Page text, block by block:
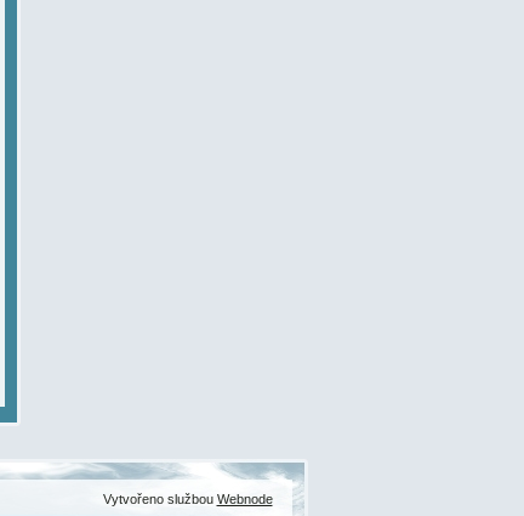
Vytvořeno službou Webnode